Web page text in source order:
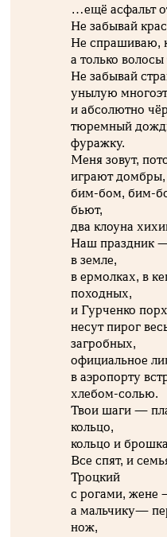
…ещё асфальт
Не забывай
Не спрашиваю,
а только
Не забывай
унылую
и абсолютно
тюремный
фуражку.
Меня зовут,
играют домбры,
бим-бом, бим-
бьют,
два клоуна
Наш праздник
в земле,
в ермолках, в
походных,
и Гурченко
несут пирог
загробных,
официальное
в аэропорту
хлебом-солью.
Твои шаги —
кольцо,
кольцо и
Все спят, и
Троцкий
с рогами, жене
а мальчику—
нож,